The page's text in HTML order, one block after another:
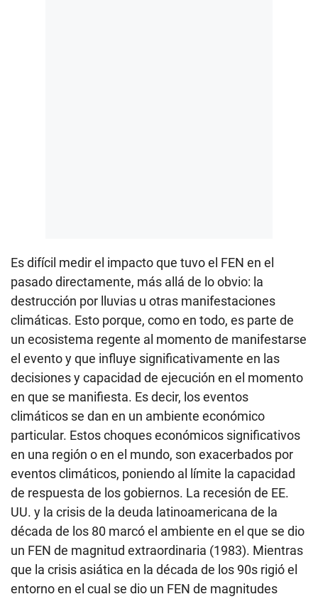
Es difícil medir el impacto que tuvo el FEN en el
pasado directamente, más allá de lo obvio: la
destrucción por lluvias u otras manifestaciones
climáticas. Esto porque, como en todo, es parte de
un ecosistema regente al momento de manifestarse
el evento y que influye significativamente en las
decisiones y capacidad de ejecución en el momento
en que se manifiesta. Es decir, los eventos
climáticos se dan en un ambiente económico
particular. Estos choques económicos significativos
en una región o en el mundo, son exacerbados por
eventos climáticos, poniendo al límite la capacidad
de respuesta de los gobiernos. La recesión de EE.
UU. y la crisis de la deuda latinoamericana de la
década de los 80 marcó el ambiente en el que se dio
un FEN de magnitud extraordinaria (1983). Mientras
que la crisis asiática en la década de los 90s rigió el
entorno en el cual se dio un FEN de magnitudes